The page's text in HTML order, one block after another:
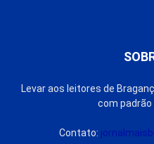
Levar aos leitores de
com padrão
Contato: